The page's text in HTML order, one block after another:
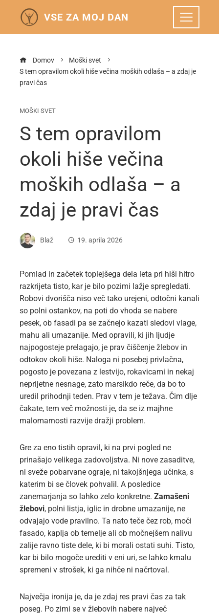
VSE ZA MOJ DAN
Domov
Moški svet
S tem opravilom okoli hiše večina moških odlaša – a zdaj je
pravi čas
MOŠKI SVET
S tem opravilom
okoli hiše večina
moških odlaša – a
zdaj je pravi čas
Blaž 19. aprila 2026
Pomlad in začetek toplejšega dela leta pri hiši hitro
razkrijeta tisto, kar je bilo pozimi lažje spregledati.
Robovi dvorišča niso več tako urejeni, odtočni kanali
so polni ostankov, na poti do vhoda se nabere
pesek, ob fasadi pa se začnejo kazati sledovi vlage,
mahu ali umazanije. Med opravili, ki jih ljudje
najpogosteje prelagajo, je prav čiščenje žlebov in
odtokov okoli hiše. Naloga ni posebej privlačna,
pogosto je povezana z lestvijo, rokavicami in nekaj
neprijetne nesnage, zato marsikdo reče, da bo to
uredil prihodnji teden. Prav v tem je težava. Čim dlje
čakate, tem več možnosti je, da se iz majhne
malomarnosti razvije dražji problem.
Gre za eno tistih opravil, ki na prvi pogled ne
prinašajo velikega zadovoljstva. Ni nove zasaditve,
ni sveže pobarvane ograje, ni takojšnjega učinka, s
katerim bi se človek pohvalil. A posledice
zanemarjanja so lahko zelo konkretne. Zamašeni
žlebovi, polni listja, iglic in drobne umazanije, ne
odvajajo vode pravilno. Ta nato teče čez rob, moči
fasado, kaplja ob temelje ali ob močnejšem nalivu
zalije ravno tiste dele, ki bi morali ostati suhi. Tisto,
kar bi bilo mogoče urediti v eni uri, se lahko kmalu
spremeni v strošek, ki ga nihče ni načrtoval.
Največja ironija je, da je zdaj res pravi čas za tak
poseg. Po zimi se v žlebovih nabere največ